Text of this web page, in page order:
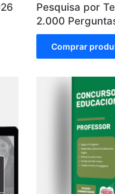
Pesquisa por
2.000
Comprar